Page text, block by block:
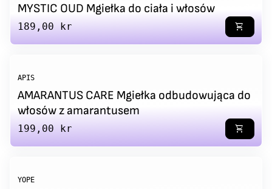
MYSTIC OUD Mgiełka do ciała i włosów
Regular price
189,00 kr shopping_cart
APIS
AMARANTUS CARE Mgiełka odbudowująca do
włosów z amarantusem
Regular price
199,00 kr shopping_cart
YOPE